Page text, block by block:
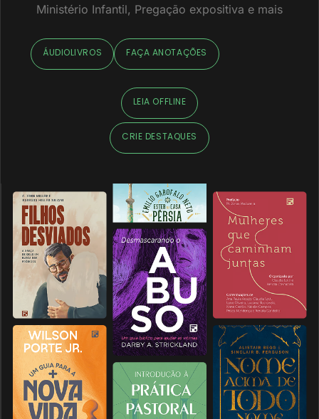
Ministério Infantil, Pregação expositiva e mais
ÁUDIOLIVROS FAÇA ANOTAÇÕES
LEIA OFFLINE
CRIE DESTAQUES